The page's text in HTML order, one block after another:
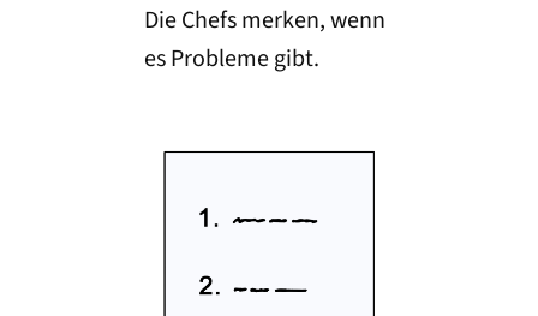
Die Chefs merken, wenn
es Probleme gibt.